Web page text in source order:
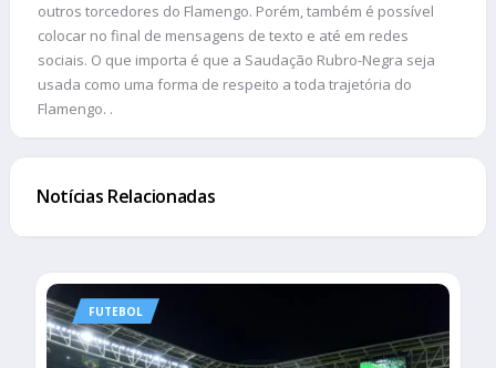
outros torcedores do Flamengo. Porém, também é possível
colocar no final de mensagens de texto e até em redes
sociais. O que importa é que a Saudação Rubro-Negra seja
usada como uma forma de respeito a toda trajetória do
Flamengo. .
Notícias Relacionadas
FUTEBOL